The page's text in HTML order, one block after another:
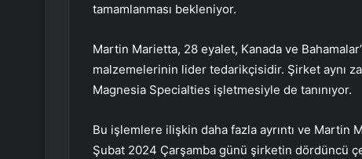
tamamlanması bekleniyor.
Martin Marietta, 28 eyalet, Kanada ve
malzemelerinin lider tedarikçisidir. Şirket aynı
Magnesia Specialties işletmesiyle de tanınıyor.
Bu işlemlere ilişkin daha fazla ayrıntı ve Martin
Şubat 2024 Çarşamba günü şirketin dördüncü